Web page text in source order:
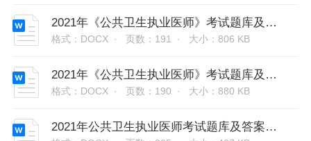
2021年《公共卫生执业医师》考试题库及答案解析（多选题1）
格式：DOCX · 页数：191 · 大小：806 KB
2021年《公共卫生执业医师》考试题库及答案解析（多选题2）
格式：DOCX · 页数：190 · 大小：880 KB
2021年公共卫生执业医师考试题库及答案解析（单选题）